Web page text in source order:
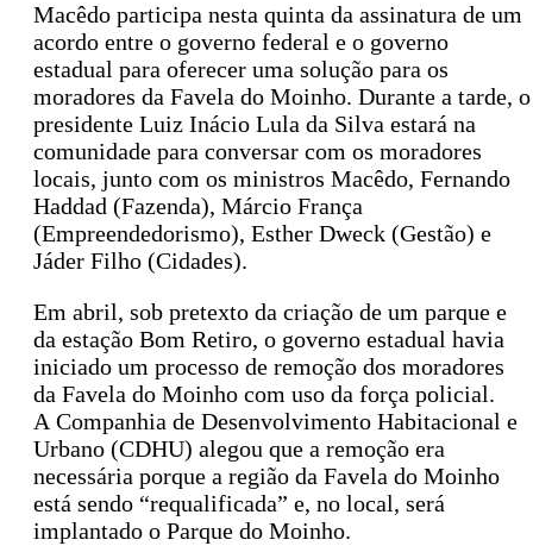
Macêdo participa nesta quinta da assinatura de um
acordo entre o governo federal e o governo
estadual para oferecer uma solução para os
moradores da Favela do Moinho. Durante a tarde, o
presidente Luiz Inácio Lula da Silva estará na
comunidade para conversar com os moradores
locais, junto com os ministros Macêdo, Fernando
Haddad (Fazenda), Márcio França
(Empreendedorismo), Esther Dweck (Gestão) e
Jáder Filho (Cidades).
Em abril, sob pretexto da criação de um parque e
da estação Bom Retiro, o governo estadual havia
iniciado um processo de remoção dos moradores
da Favela do Moinho com uso da força policial.
A Companhia de Desenvolvimento Habitacional e
Urbano (CDHU) alegou que a remoção era
necessária porque a região da Favela do Moinho
está sendo “requalificada” e, no local, será
implantado o Parque do Moinho.